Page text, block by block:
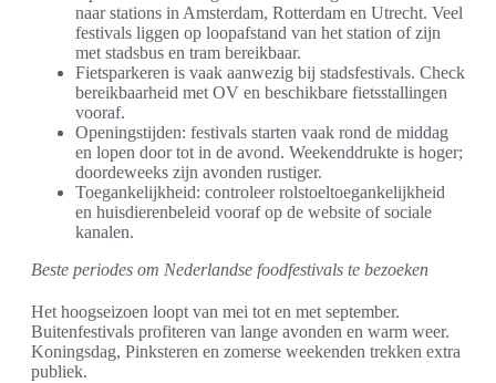
naar stations in Amsterdam, Rotterdam en Utrecht. Veel
festivals liggen op loopafstand van het station of zijn
met stadsbus en tram bereikbaar.
Fietsparkeren is vaak aanwezig bij stadsfestivals. Check
bereikbaarheid met OV en beschikbare fietsstallingen
vooraf.
Openingstijden: festivals starten vaak rond de middag
en lopen door tot in de avond. Weekenddrukte is hoger;
doordeweeks zijn avonden rustiger.
Toegankelijkheid: controleer rolstoeltoegankelijkheid
en huisdierenbeleid vooraf op de website of sociale
kanalen.
Beste periodes om Nederlandse foodfestivals te bezoeken
Het hoogseizoen loopt van mei tot en met september.
Buitenfestivals profiteren van lange avonden en warm weer.
Koningsdag, Pinksteren en zomerse weekenden trekken extra
publiek.